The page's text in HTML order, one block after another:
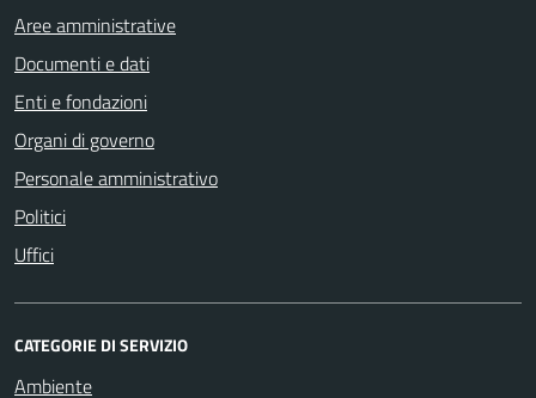
Aree amministrative
Documenti e dati
Enti e fondazioni
Organi di governo
Personale amministrativo
Politici
Uffici
CATEGORIE DI SERVIZIO
Ambiente